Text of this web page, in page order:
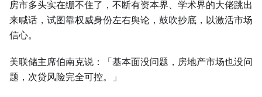
房市多头实在绷不住了，不断有资本界、学术界的大佬跳出
来喊话，试图靠权威身份左右舆论，鼓吹抄底，以激活市场
信心。
美联储主席伯南克说：「基本面没问题，房地产市场也没问
题，次贷风险完全可控。」